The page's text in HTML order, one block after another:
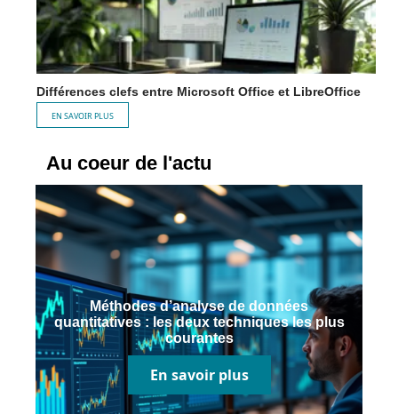
Différences clefs entre Microsoft Office et LibreOffice
EN SAVOIR PLUS
Au coeur de l'actu
Méthodes d’analyse de données
quantitatives : les deux techniques les plus
courantes
En savoir plus